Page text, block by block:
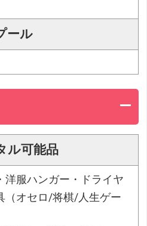
ール
ル可能品
洋服ハンガー・ドライヤ
（オセロ/将棋/人生ゲー